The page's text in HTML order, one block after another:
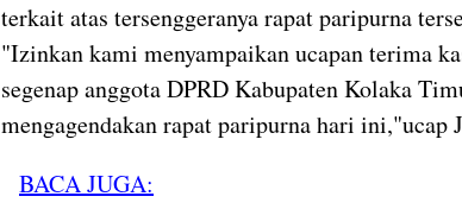
terkait atas tersenggeranya rapat paripurna
"Izinkan kami menyampaikan ucapan terima
segenap anggota DPRD Kabupaten Kolaka
mengagendakan rapat paripurna hari
BACA JUGA: